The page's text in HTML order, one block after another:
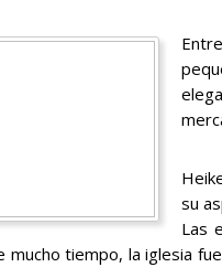
su
Las
mucho tiempo, la iglesia